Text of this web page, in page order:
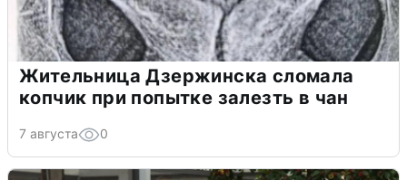
Жительница Дзержинска сломала
копчик при попытке залезть в чан
7 августа 0